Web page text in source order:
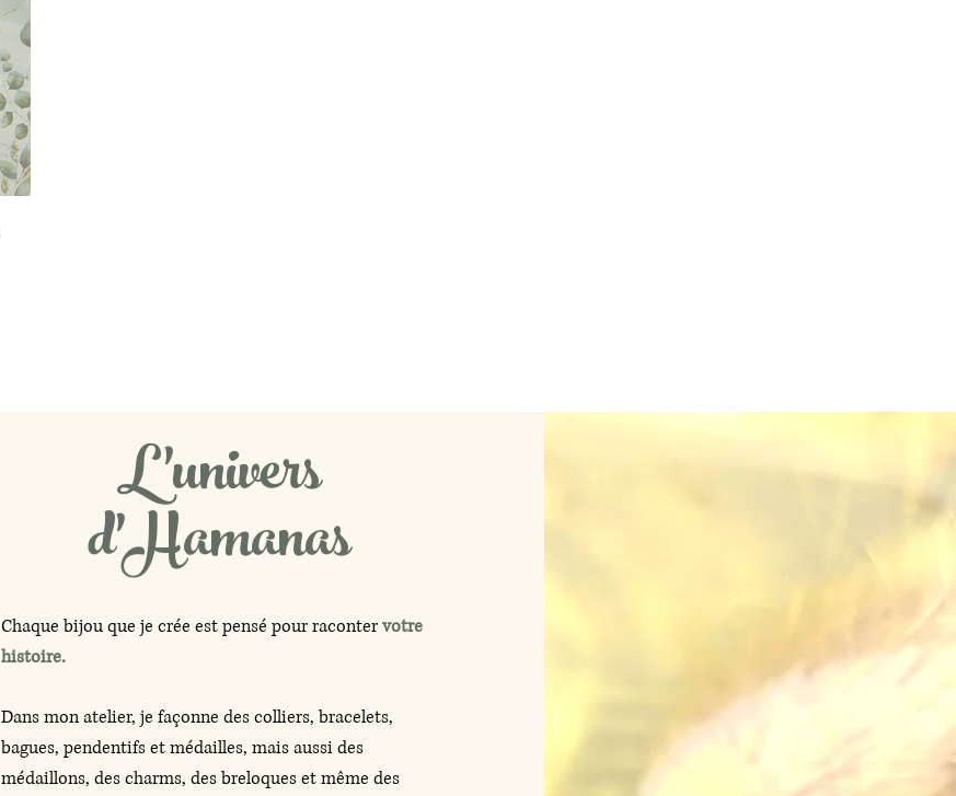
L'univers
d'Hamanas
Chaque bijou que je crée est pensé pour racontervotre
histoire.
Dans mon atelier, je façonne des colliers, bracelets,
bagues, pendentifs et médailles, mais aussi des
médaillons, des charms, des breloques et même des